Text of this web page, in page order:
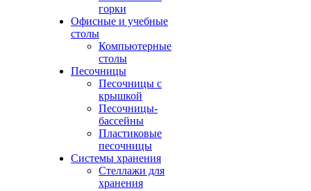
горки
Офисные и учебные
столы
Компьютерные
столы
Песочницы
Песочницы с
крышкой
Песочницы-
бассейны
Пластиковые
песочницы
Системы хранения
Стеллажи для
хранения